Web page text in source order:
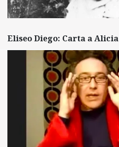
Eliseo Diego: Carta a Alicia